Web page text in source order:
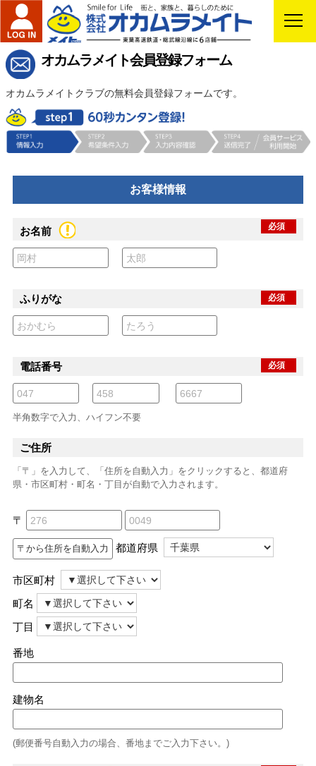
オカムラメイト会員登録フォーム
オカムラメイトクラブの無料会員登録フォームです。
お客様情報
お名前 必須
ふりがな 必須
電話番号 必須
半角数字で入力、ハイフン不要
ご住所
「〒」を入力して、「住所を自動入力」をクリックすると、都道府
県・市区町村・町名・丁目が自動で入力されます。
〒
都道府県
市区町村
町名
丁目
番地
建物名
(郵便番号自動入力の場合、番地までご入力下さい。)